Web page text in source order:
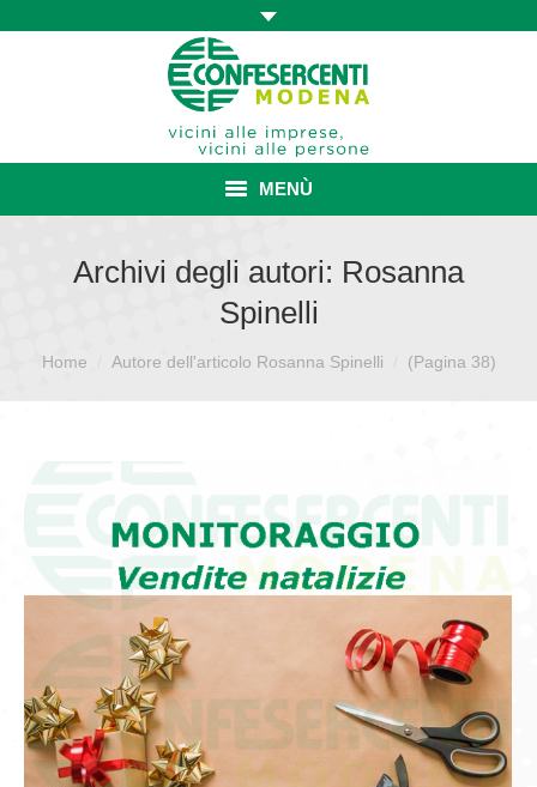
MENÙ
ASSOCIAZIONE
ISCRIZIONE E VANTAGGI
SERVIZI
GIOVEDÌ GASTRONOMICI
COMUNICATI E NEWS
CONTATTI
Archivi degli autori: Rosanna
Spinelli
Sei qui:
Home Autore dell'articolo Rosanna Spinelli (Pagina 38)